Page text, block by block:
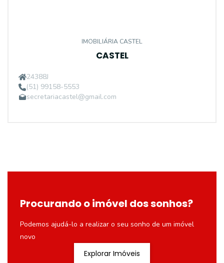
IMOBILIÁRIA CASTEL
CASTEL
24388J
(51) 99158-5553
secretariacastel@gmail.com
Procurando o imóvel dos sonhos?
Podemos ajudá-lo a realizar o seu sonho de um imóvel
novo
Explorar Imóveis